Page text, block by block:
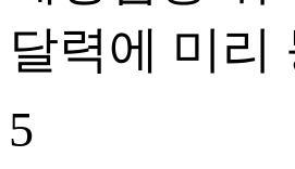
달력에 미리
5